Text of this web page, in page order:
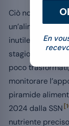
Ciò non
inutile.
stagione, ricche
poco
monitorare
piramide
2024 dalla SSN
nutriente
En